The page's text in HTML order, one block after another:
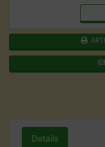
Details